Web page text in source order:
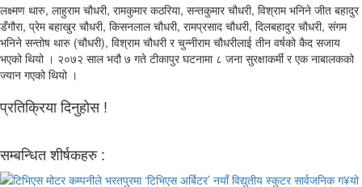
लक्ष्मण थारु, लाहुराम चौधरी, रामकुमार कठरिया, सन्तकुमार चौधरी, विश्राम भनिने जीत बहादुर
डँगौरा, प्रेम बहाखुर चौधरी, किसनलाल चौधरी, रामप्रसाद चौधरी, दिलबहादुर चौधरी, संगम
भनिने सन्तोष थारु (चौधरी), विश्राम चौधरी र चुन्नीराम चौधरीलाई तीन वर्षको कैद सजाय
भएको थियो । २०७२ साल भदौ ७ गते टीकापुर घटनामा ८ जना सुरक्षाकर्मी र एक नाबालकको
ज्यान गएको थियो ।
प्रतिक्रिया दिनुहोस !
सम्बन्धित शीर्षकहरु :